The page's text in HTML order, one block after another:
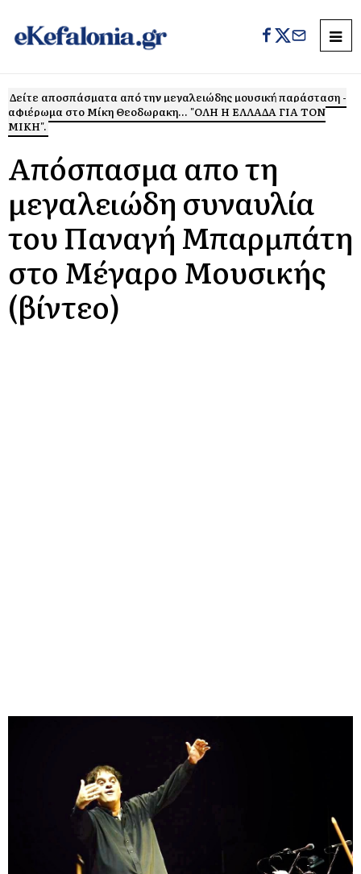
Δείτε αποσπάσματα από την μεγαλειώδης μουσική παράσταση -
αφιέρωμα στο Μίκη Θεοδωρακη... "ΟΛΗ Η ΕΛΛΑΔΑ ΓΙΑ ΤΟΝ
ΜΙΚΗ".
Απόσπασμα απο τη
μεγαλειώδη συναυλία
του Παναγή Μπαρμπάτη
στο Μέγαρο Μουσικής
(βίντεο)